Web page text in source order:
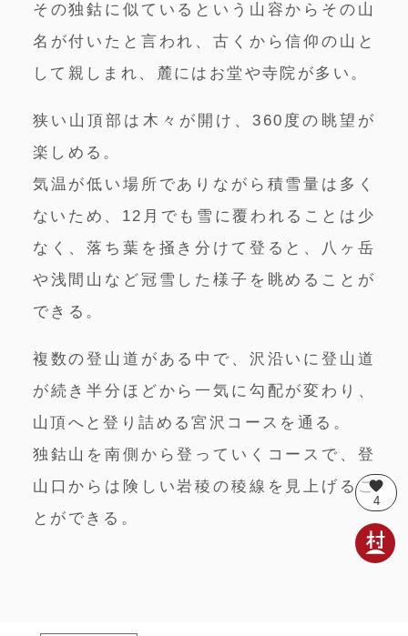
その独鈷に似ているという山容からその山
名が付いたと言われ、古くから信仰の山と
して親しまれ、麓にはお堂や寺院が多い。
狭い山頂部は木々が開け、360度の眺望が
楽しめる。
気温が低い場所でありながら積雪量は多く
ないため、12月でも雪に覆われることは少
なく、落ち葉を掻き分けて登ると、八ヶ岳
や浅間山など冠雪した様子を眺めることが
できる。
複数の登山道がある中で、沢沿いに登山道
が続き半分ほどから一気に勾配が変わり、
山頂へと登り詰める宮沢コースを通る。
独鈷山を南側から登っていくコースで、登
山口からは険しい岩稜の稜線を見上げるこ
とができる。
favorite
4